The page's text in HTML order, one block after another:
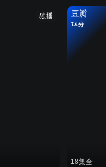
独播 豆瓣
7.4分
18集全